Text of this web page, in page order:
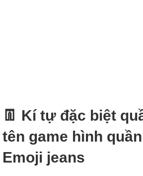
👖 Kí tự đặc biệt
tên game hình
Emoji jeans